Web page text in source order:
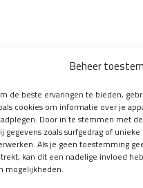
Beheer
de beste ervaringen te bieden,
cookies om informatie over je
Door in te stemmen met
gegevens zoals surfgedrag of
Als je geen toestemming
kan dit een nadelige invloed
mogelijkheden.
voor? Schmidt:
plaatsvindt, is